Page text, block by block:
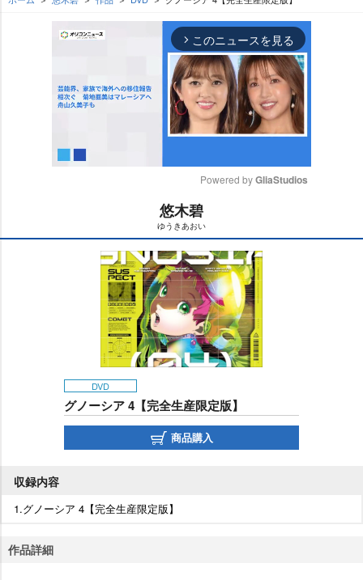
arrow_forward_ios このニュースを見る
t
e
Powered by GliaStudios
悠木碧
ゆうきあおい
DVD
グノーシア 4【完全生産限定版】
商品購入
収録内容
1.グノーシア 4【完全生産限定版】
作品詳細